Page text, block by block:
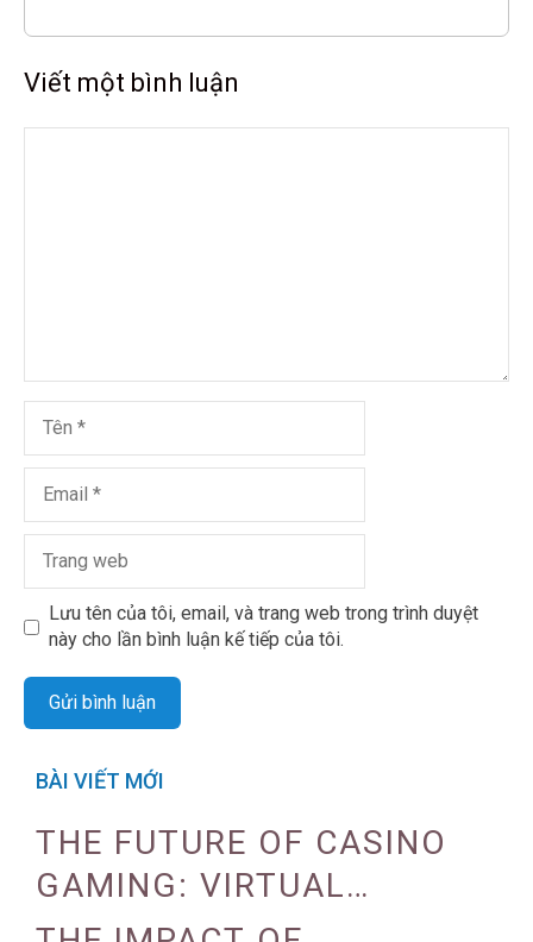
Viết một bình luận
Lưu tên của tôi, email, và trang web trong trình duyệt
này cho lần bình luận kế tiếp của tôi.
BÀI VIẾT MỚI
THE FUTURE OF CASINO
GAMING: VIRTUAL
REALITY AND AUGMENTED